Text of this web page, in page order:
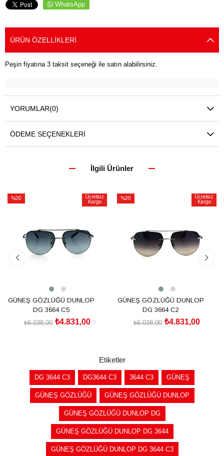
WhatsApp
ÜRÜN ÖZELLIKLERI
Peşin fiyatına 3 taksit seçeneği ile satın alabilirsiniz.
YORUMLAR(0)
ÖDEME SEÇENEKLERI
İlgili Ürünler
%20
Ücretsiz
Kargo
GÜNEŞ GÖZLÜĞÜ DUNLOP
DG 3664 C5
₺4.831,00
₺6.038,00
%20
Ücretsiz
Kargo
GÜNEŞ GÖZLÜĞÜ DUNLOP
DG 3664 C2
₺4.831,00
₺6.038,00
Etiketler
DG 3644 C3 DG3644 C3 3644 C3 GÜNEŞ
GÜNEŞ GÖZLÜĞÜ GÜNEŞ GÖZLÜĞÜ DUNLOP
GÜNEŞ GÖZLÜĞÜ DUNLOP DG
GÜNEŞ GÖZLÜĞÜ DUNLOP DG 3644
GÜNEŞ GÖZLÜĞÜ DUNLOP DG 3644 C3